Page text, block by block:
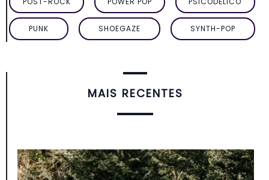
PUNK SHOEGAZE SYNTH-POP
MAIS RECENTES